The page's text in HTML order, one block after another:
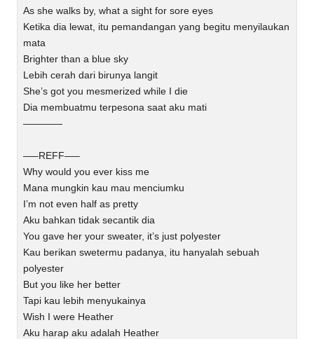
As she walks by, what a sight for sore eyes
Ketika dia lewat, itu pemandangan yang begitu menyilaukan
mata
Brighter than a blue sky
Lebih cerah dari birunya langit
She’s got you mesmerized while I die
Dia membuatmu terpesona saat aku mati
————
—–REFF—–
Why would you ever kiss me
Mana mungkin kau mau menciumku
I’m not even half as pretty
Aku bahkan tidak secantik dia
You gave her your sweater, it’s just polyester
Kau berikan swetermu padanya, itu hanyalah sebuah
polyester
But you like her better
Tapi kau lebih menyukainya
Wish I were Heather
Aku harap aku adalah Heather